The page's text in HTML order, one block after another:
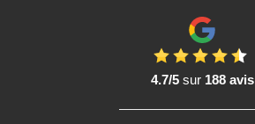
4.7/5sur 188 avis